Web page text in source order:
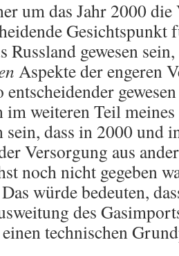
um das Jahr 2000
Gesichtspunkt
Russland gewesen
Aspekte der engeren
entscheidender
weiteren Teil meines
sein, dass in 2000 und
Versorgung aus
noch nicht gegeben
würde bedeuten,
des
technischen